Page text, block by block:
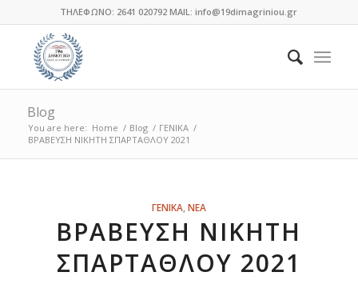
ΤΗΛΕΦΩΝΟ: 2641 020792 MAIL: info@19dimagriniou.gr
Blog
You are here: Home / Blog / ΓΕΝΙΚΑ /
ΒΡΑΒΕΥΣΗ ΝΙΚΗΤΗ ΣΠΑΡΤΑΘΛΟΥ 2021
ΓΕΝΙΚΑ, ΝΕΑ
ΒΡΑΒΕΥΣΗ ΝΙΚΗΤΗ
ΣΠΑΡΤΑΘΛΟΥ 2021